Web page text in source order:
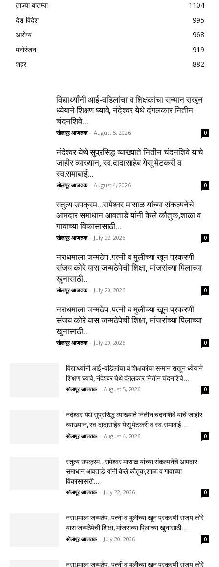
ताज्या बातम्या
1104
देश-विदेश
995
आरोग्य
968
मनोरंजन
919
शहर
882
विद्यार्थ्यांनी आई-वडिलांचा व शिक्षकांचा सन्मान राखून
ध्येयाने शिक्षण घ्यावे, नंदेश्वर येथे दंगलकार नितीन
चंदनशिवे...
सोलापूर आजतक - August 5, 2026 0
नंदेश्वर येथे सुप्रसिद्ध व्याख्याते नितीन चंदनशिवे यांचे
जाहीर व्याख्यान, स्व.दादासाहेब येसू मेटकरी व
स्व.समाबाई...
सोलापूर आजतक - August 4, 2026 0
स्तुत्य उपक्रम…रामेश्वर मासाळ यांच्या संकल्पनेचे
आमदार समाधान आवताडे यांनी केले कौतुक,शाळा व
गावाच्या विकासासाठी...
सोलापूर आजतक - July 22, 2026 0
नराधमाला जन्मठेप..पत्नी व मुलीच्या खून प्रकरणी
संजय कोरे यास जन्मठेपेची शिक्षा, मांजरांच्या पिलाच्या
खुनासाठी...
सोलापूर आजतक - July 20, 2026 0
नराधमाला जन्मठेप..पत्नी व मुलीच्या खून प्रकरणी
संजय कोरे यास जन्मठेपेची शिक्षा, मांजरांच्या पिलाच्या
खुनासाठी...
सोलापूर आजतक - July 20, 2026 0
विद्यार्थ्यांनी आई-वडिलांचा व शिक्षकांचा सन्मान राखून ध्येयाने
शिक्षण घ्यावे, नंदेश्वर येथे दंगलकार नितीन चंदनशिवे...
सोलापूर आजतक - August 5, 2026 0
नंदेश्वर येथे सुप्रसिद्ध व्याख्याते नितीन चंदनशिवे यांचे जाहीर
व्याख्यान, स्व.दादासाहेब येसू मेटकरी व स्व.समाबाई...
सोलापूर आजतक - August 4, 2026 0
स्तुत्य उपक्रम…रामेश्वर मासाळ यांच्या संकल्पनेचे आमदार
समाधान आवताडे यांनी केले कौतुक,शाळा व गावाच्या
विकासासाठी...
सोलापूर आजतक - July 22, 2026 0
नराधमाला जन्मठेप..पत्नी व मुलीच्या खून प्रकरणी संजय कोरे
यास जन्मठेपेची शिक्षा, मांजरांच्या पिलाच्या खुनासाठी...
सोलापूर आजतक - July 20, 2026 0
नराधमाला जन्मठेप..पत्नी व मुलीच्या खून प्रकरणी संजय कोरे